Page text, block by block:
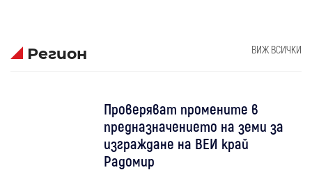
Регион ВИЖ ВСИЧКИ
Проверяват промените в
предназначението на земи за
изграждане на ВЕИ край
Радомир